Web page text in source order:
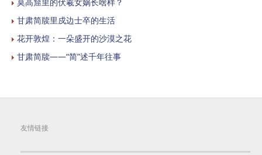
甘肃简牍里戍边士卒的生活
花开敦煌：一朵盛开的沙漠之花
甘肃简牍——“简”述千年往事
友情链接